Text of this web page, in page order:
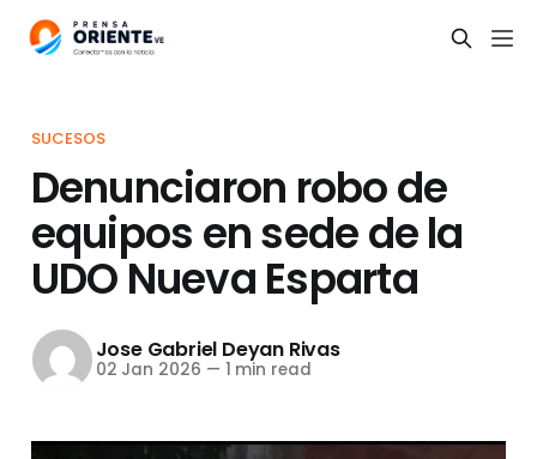
SUCESOS
Denunciaron robo de
equipos en sede de la
UDO Nueva Esparta
Jose Gabriel Deyan Rivas
02 Jan 2026 — 1 min read